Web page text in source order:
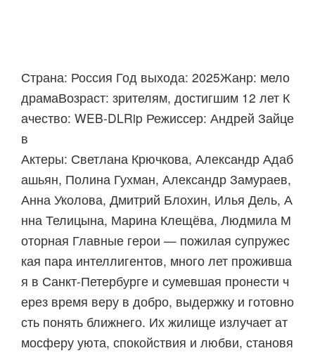
Страна: Россия Год выхода: 2025Жанр: мело
драмаВозраст: зрителям, достигшим 12 лет К
ачество: WEB-DLRip Режиссер: Андрей Зайце
в
Актеры: Светлана Крючкова, Александр Адаб
ашьян, Полина Гухман, Александр Замураев,
Анна Уколова, Дмитрий Блохин, Илья Дель, А
нна Телицына, Марина Клещёва, Людмила М
оторная Главные герои — пожилая супружес
кая пара интеллигентов, много лет проживша
я в Санкт-Петербурге и сумевшая пронести ч
ерез время веру в добро, выдержку и готовно
сть понять ближнего. Их жилище излучает ат
мосферу уюта, спокойствия и любви, становя